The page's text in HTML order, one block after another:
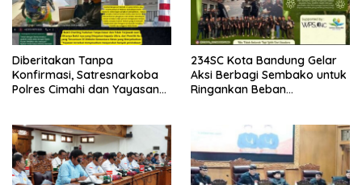
Diberitakan Tanpa
Konfirmasi, Satresnarkoba
Polres Cimahi dan Yayasan
234SC Kota Bandung Gelar
Aksi Berbagi Sembako untuk
Ringankan Beban